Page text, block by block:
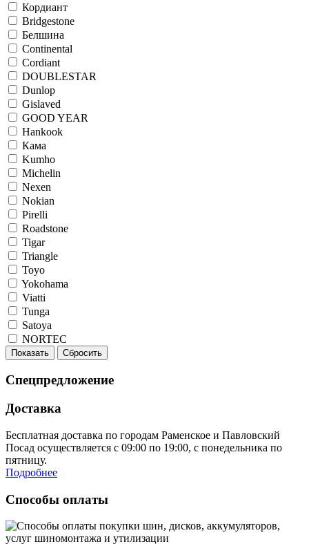
Кордиант
Bridgestone
Белшина
Continental
Cordiant
DOUBLESTAR
Dunlop
Gislaved
GOOD YEAR
Hankook
Кама
Kumho
Michelin
Nexen
Nokian
Pirelli
Roadstone
Tigar
Triangle
Toyo
Yokohama
Viatti
Tunga
Satoya
NORTEC
Показать Сбросить
Спецпредложение
Доставка
Бесплатная доставка по городам Раменское и Павловский
Посад осуществляется с 09:00 по 19:00, с понедельника по
пятницу.
Подробнее
Способы оплаты